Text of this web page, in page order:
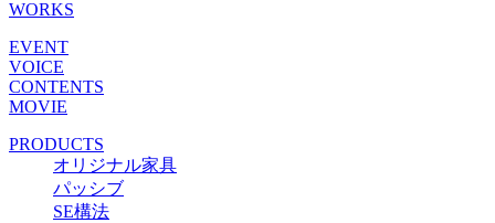
WORKS
EVENT
VOICE
CONTENTS
MOVIE
PRODUCTS
オリジナル家具
パッシブ
SE構法